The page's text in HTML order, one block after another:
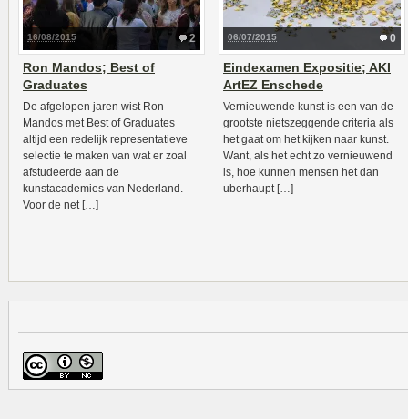
2
16/08/2015
Ron Mandos; Best of
Graduates
De afgelopen jaren wist Ron
Mandos met Best of Graduates
altijd een redelijk representatieve
selectie te maken van wat er zoal
afstudeerde aan de
kunstacademies van Nederland.
Voor de net […]
0
06/07/2015
Eindexamen Expositie; AKI
ArtEZ Enschede
Vernieuwende kunst is een van de
grootste nietszeggende criteria als
het gaat om het kijken naar kunst.
Want, als het echt zo vernieuwend
is, hoe kunnen mensen het dan
uberhaupt […]